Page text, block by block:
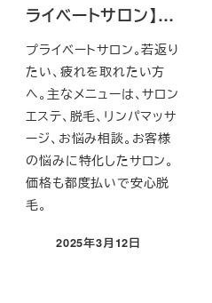
ライベートサロン】…
プライベートサロン。若返り
たい、疲れを取れたい方
へ。主なメニューは、サロン
エステ、脱毛、リンパマッサ
ージ、お悩み相談。お客様
の悩みに特化したサロン。
価格も都度払いで安心脱
毛。
投稿日
2025年3月12日